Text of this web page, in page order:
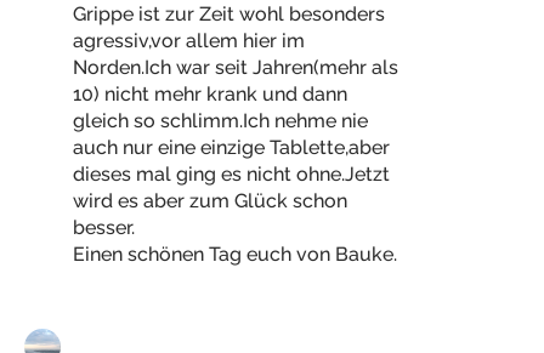
Grippe ist zur Zeit wohl besonders
agressiv,vor allem hier im
Norden.Ich war seit Jahren(mehr als
10) nicht mehr krank und dann
gleich so schlimm.Ich nehme nie
auch nur eine einzige Tablette,aber
dieses mal ging es nicht ohne.Jetzt
wird es aber zum Glück schon
besser.
Einen schönen Tag euch von Bauke.